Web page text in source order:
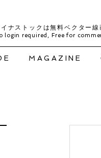
イナストックは無料ベクター
login required, Free for
MAGAZINE